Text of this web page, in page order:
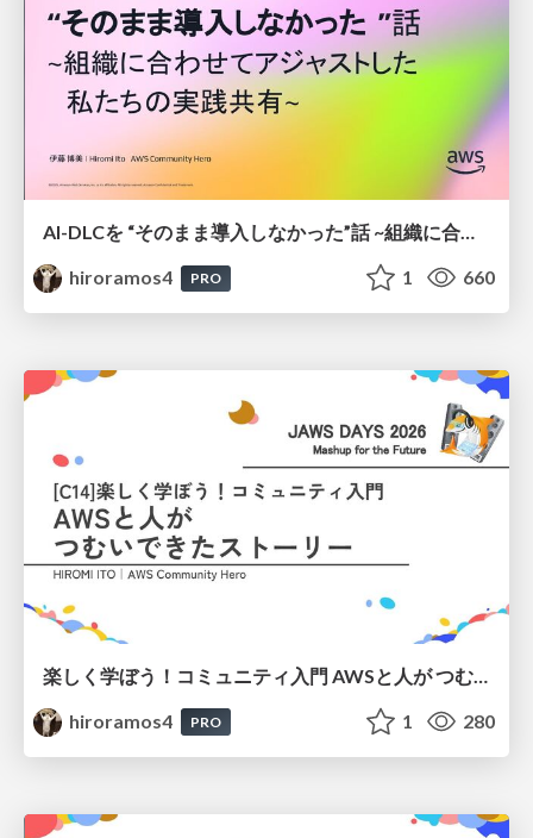
AI-DLCを “そのまま導入しなかった”話 ~組織に合わせてアジャストした 私たちの実践共有~
hiroramos4
PRO 1 660
hiroramos4
PRO 1 280